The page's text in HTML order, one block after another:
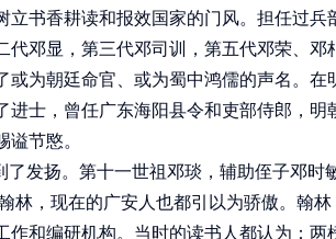
香耕读和报效国家的门风。担任过兵
邓显，第三代邓司训，第五代邓荣、邓
为朝廷命官、或为蜀中鸿儒的声名。在
士，曾任广东海阳县令和吏部侍郎，明
节愍。
扬。第十一世祖邓琰，辅助侄子邓时敏
，现在的广安人也都引以为骄傲。翰林
和编研机构。当时的读书人都认为：两